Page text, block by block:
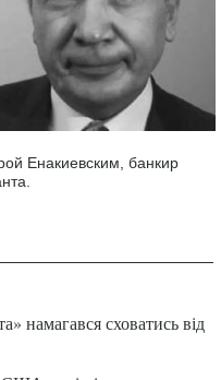
Енакиевским, банкир
намагався сховатись від